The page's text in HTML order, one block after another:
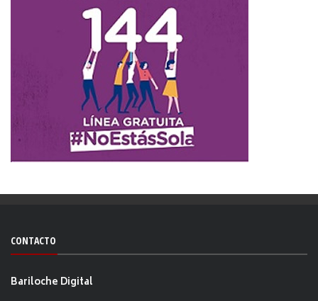
CONTACTO
Bariloche Digital